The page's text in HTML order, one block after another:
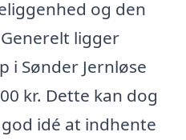
og den
ligger
i Sønder Jernløse
kr. Dette kan dog
idé at indhente